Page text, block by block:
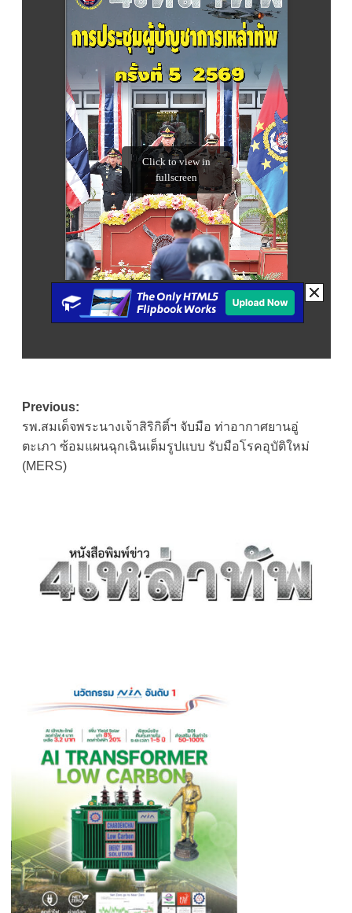
Post
navigation
Previous:
รพ.สมเด็จพระนางเจ้าสิริกิติ์ฯ จับมือ ท่าอากาศยานอู่
ตะเภา ซ้อมแผนฉุกเฉินเต็มรูปแบบ รับมือโรคอุบัติใหม่
(MERS)